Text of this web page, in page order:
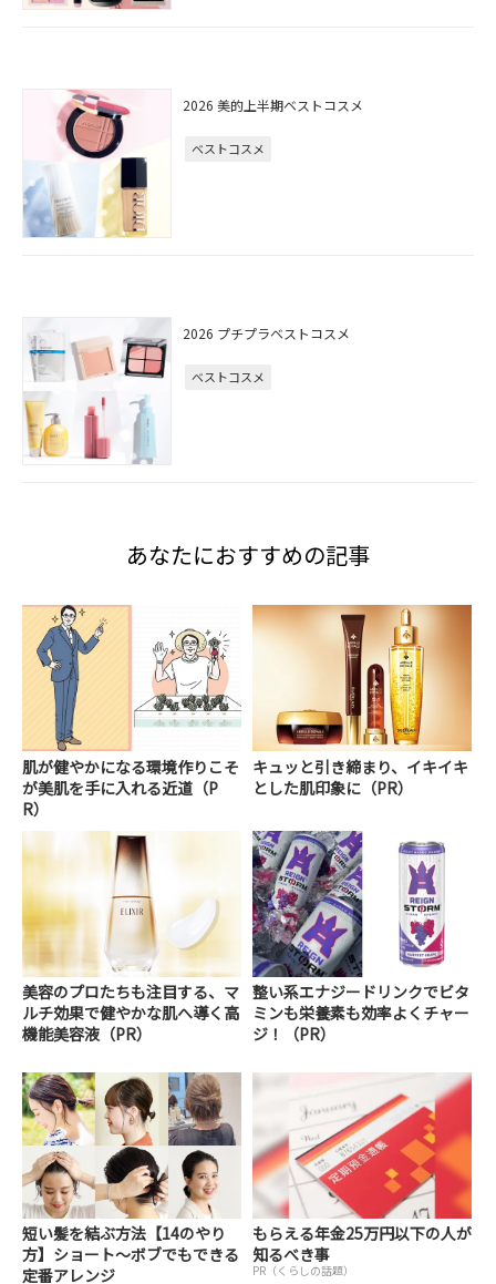
2026 美的上半期ベストコスメ
ベストコスメ
2026 プチプラベストコスメ
ベストコスメ
あなたにおすすめの記事
肌が健やかになる環境作りこそ
が美肌を手に入れる近道（P
R）
キュッと引き締まり、イキイキ
とした肌印象に（PR）
美容のプロたちも注目する、マ
ルチ効果で健やかな肌へ導く高
機能美容液（PR）
整い系エナジードリンクでビタ
ミンも栄養素も効率よくチャー
ジ！（PR）
短い髪を結ぶ方法【14のやり
方】ショート～ボブでもできる
定番アレンジ
もらえる年金25万円以下の人が
知るべき事
PR（くらしの話題）